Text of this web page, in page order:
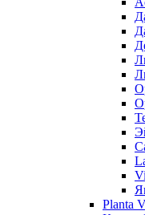
Planta